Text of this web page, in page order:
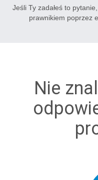
Jeśli Ty zadałeś to
prawnikiem poprzez
Nie